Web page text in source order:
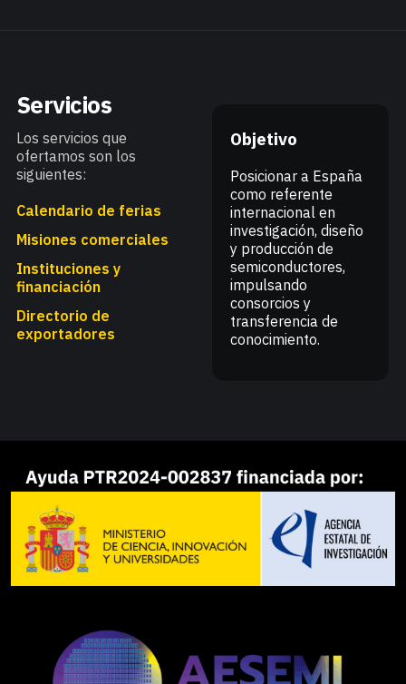
Servicios
Los servicios que
ofertamos son los
siguientes:
Calendario de ferias
Misiones comerciales
Instituciones y
financiación
Directorio de
exportadores
Objetivo
Posicionar a España
como referente
internacional en
investigación, diseño
y producción de
semiconductores,
impulsando
consorcios y
transferencia de
conocimiento.